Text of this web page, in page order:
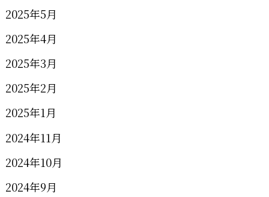
2025年5月
2025年4月
2025年3月
2025年2月
2025年1月
2024年11月
2024年10月
2024年9月